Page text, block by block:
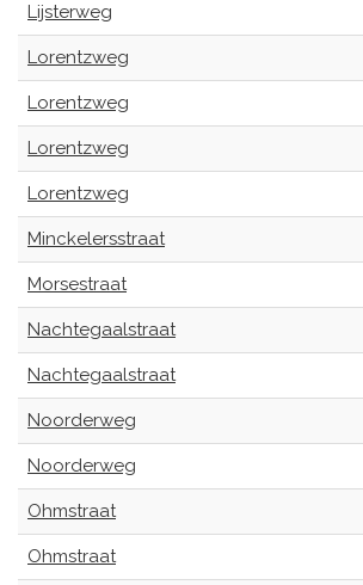
Lijsterweg
Lorentzweg
Lorentzweg
Lorentzweg
Lorentzweg
Minckelersstraat
Morsestraat
Nachtegaalstraat
Nachtegaalstraat
Noorderweg
Noorderweg
Ohmstraat
Ohmstraat